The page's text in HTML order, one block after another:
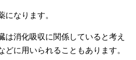
になります。
は消化吸収に関係していると考え
どに用いられることもあります。